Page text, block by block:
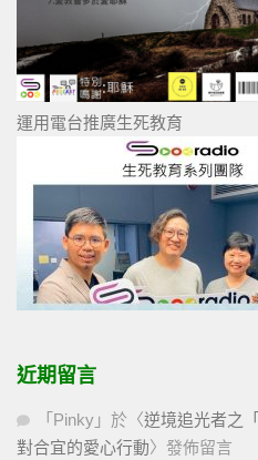
運用電台推廣生死教育
近期留言
「 Pinky 」於〈逆境追光者之
對合宜的愛心行動〉發佈留言